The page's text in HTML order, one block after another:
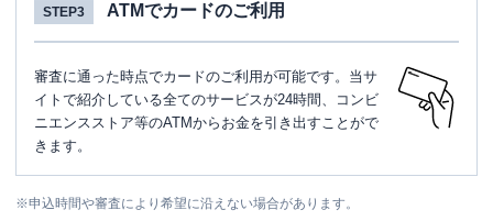
STEP3 ATMでカードのご利用
審査に通った時点でカードのご利用が可能です。当サ
イトで紹介している全てのサービスが24時間、コンビ
ニエンスストア等のATMからお金を引き出すことがで
きます。
※申込時間や審査により希望に沿えない場合があります。